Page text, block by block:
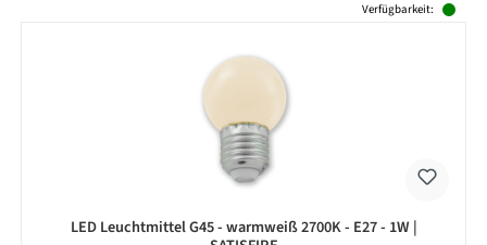
Verfügbarkeit:
LED Leuchtmittel G45 - warmweiß 2700K - E27 - 1W |